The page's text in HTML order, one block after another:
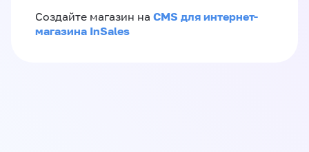
Создайте магазин на CMS для интернет-
магазина InSales